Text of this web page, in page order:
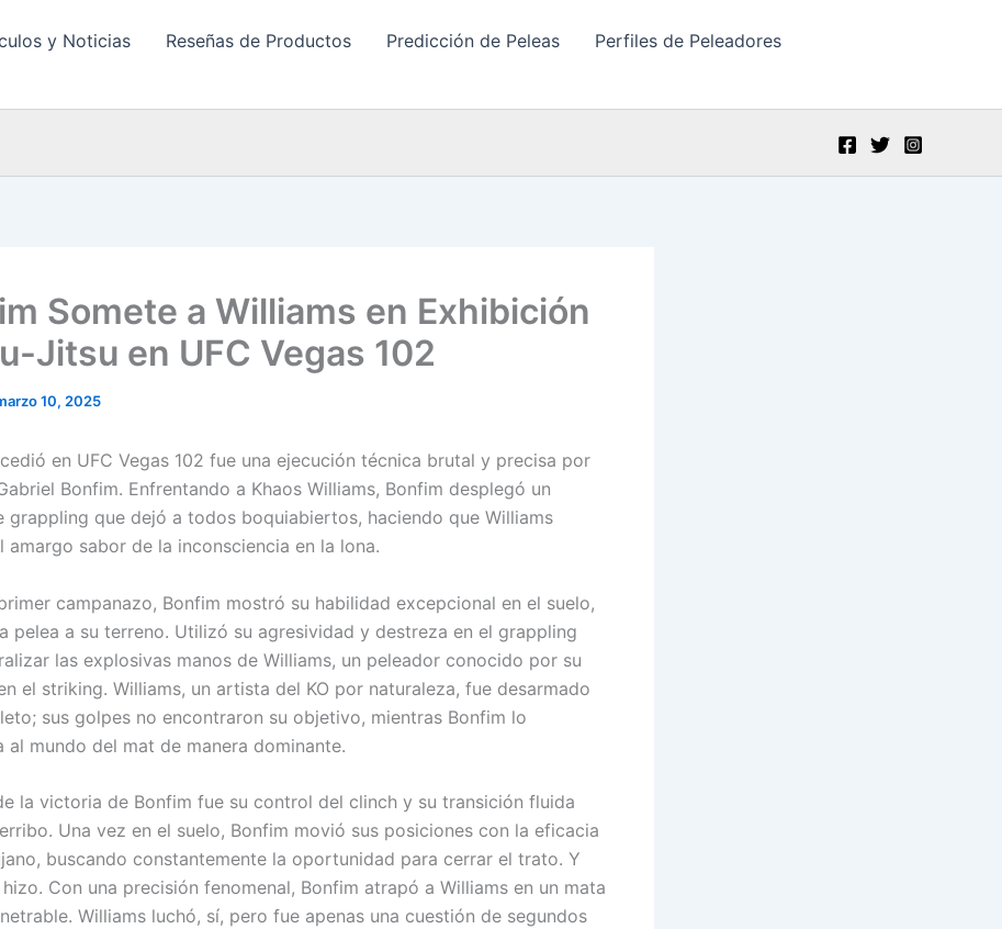
y Noticias Reseñas de Productos Predicción de Peleas
Perfiles de Peleadores
Somete a Williams en Exhibición
Jitsu en UFC Vegas 102
10, 2025
en UFC Vegas 102 fue una ejecución técnica brutal y precisa por
Bonfim. Enfrentando a Khaos Williams, Bonfim desplegó un
grappling que dejó a todos boquiabiertos, haciendo que Williams
amargo sabor de la inconsciencia en la lona.
campanazo, Bonfim mostró su habilidad excepcional en el suelo,
pelea a su terreno. Utilizó su agresividad y destreza en el grappling
las explosivas manos de Williams, un peleador conocido por su
el striking. Williams, un artista del KO por naturaleza, fue desarmado
sus golpes no encontraron su objetivo, mientras Bonfim lo
al mundo del mat de manera dominante.
la victoria de Bonfim fue su control del clinch y su transición fluida
Una vez en el suelo, Bonfim movió sus posiciones con la eficacia
buscando constantemente la oportunidad para cerrar el trato. Y
Con una precisión fenomenal, Bonfim atrapó a Williams en un mata
Williams luchó, sí, pero fue apenas una cuestión de segundos